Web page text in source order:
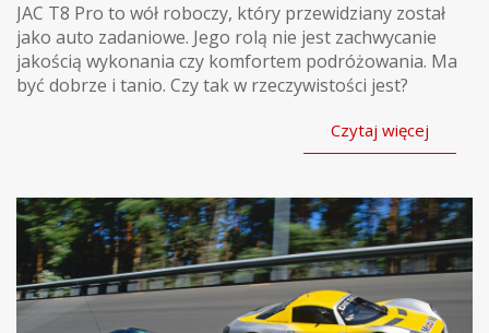
JAC T8 Pro to wół roboczy, który przewidziany został
jako auto zadaniowe. Jego rolą nie jest zachwycanie
jakością wykonania czy komfortem podróżowania. Ma
być dobrze i tanio. Czy tak w rzeczywistości jest?
Czytaj więcej